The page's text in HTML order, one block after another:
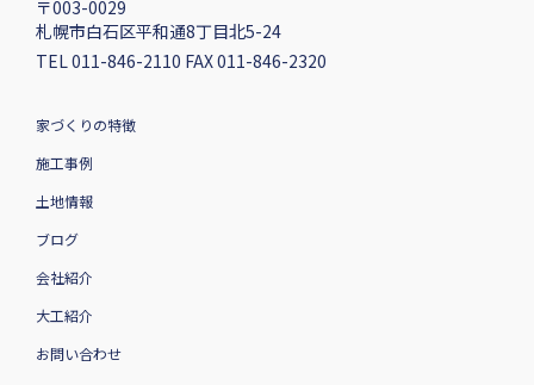
〒003-0029
札幌市白石区平和通8丁目北5-24
TEL 011-846-2110 FAX 011-846-2320
家づくりの特徴
施工事例
土地情報
ブログ
会社紹介
大工紹介
お問い合わせ